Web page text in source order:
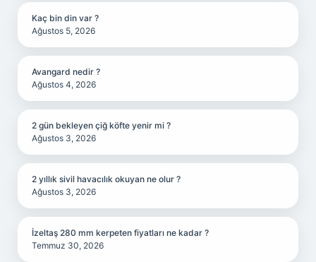
Kaç bin din var ?
Ağustos 5, 2026
Avangard nedir ?
Ağustos 4, 2026
2 gün bekleyen çiğ köfte yenir mi ?
Ağustos 3, 2026
2 yıllık sivil havacılık okuyan ne olur ?
Ağustos 3, 2026
İzeltaş 280 mm kerpeten fiyatları ne kadar ?
Temmuz 30, 2026